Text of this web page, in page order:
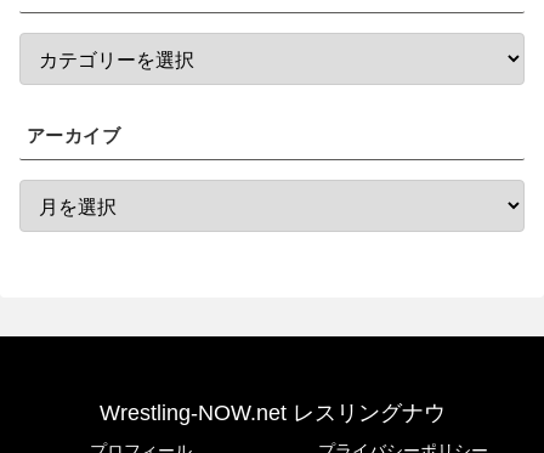
アーカイブ
Wrestling-NOW.net レスリングナウ